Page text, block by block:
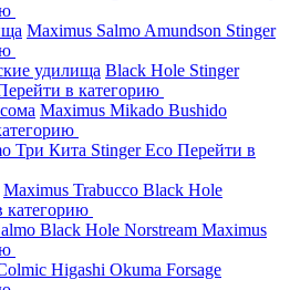
Maximus Salmo Amundson Stinger
удилища Black Hole Stinger
в категорию
Maximus Mikado Bushido
Три Кита StingerEco Перейти в
Maximus Trabucco Black Hole
категорию
Black Hole Norstream Maximus
Higashi Okuma Forsage